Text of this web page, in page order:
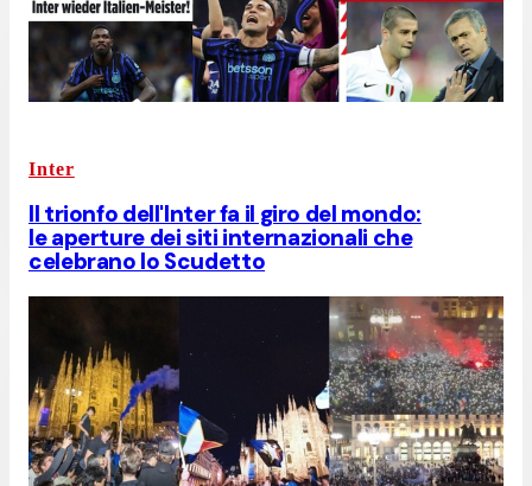
Inter
Il trionfo dell'Inter fa il giro del mondo:
le aperture dei siti internazionali che
celebrano lo Scudetto